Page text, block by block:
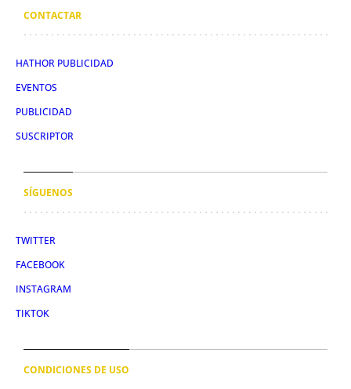
CONTACTAR
HATHOR PUBLICIDAD
EVENTOS
PUBLICIDAD
SUSCRIPTOR
SÍGUENOS
TWITTER
FACEBOOK
INSTAGRAM
TIKTOK
CONDICIONES DE USO